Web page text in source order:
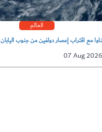
العالم
مع اقتراب إعصار دولفين من جنوب اليابان